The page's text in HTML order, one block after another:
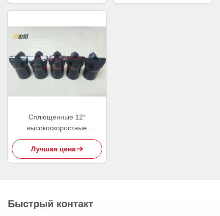
Сплющенные 12°
высокоскоростные
перекрестные режущие
инструменты карбида
вольфрама буровых
Лучшая цена
Быстрый контакт